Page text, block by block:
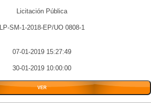
Licitación Pública
LP-SM-1-2018-EP/UO 0808-1
07-01-2019 15:27:49
30-01-2019 10:00:00
VER